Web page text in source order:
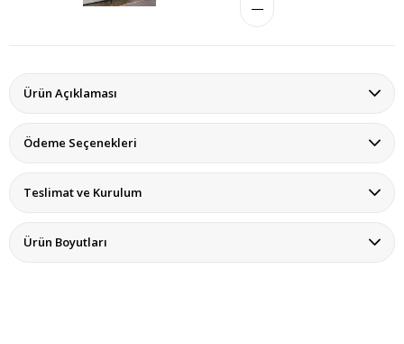
Ürün Açıklaması
Ödeme Seçenekleri
Teslimat ve Kurulum
Ürün Boyutları